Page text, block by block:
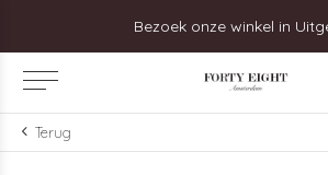
Bezoek onze winkel in
Terug